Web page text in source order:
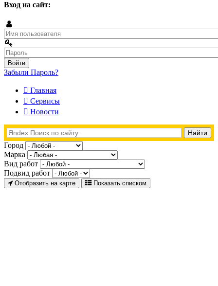
Вход на сайт:
Забыли Пароль?
Главная
Сервисы
Новости
Город
Марка
Вид работ
Подвид работ
Отобразить на карте Показать списком